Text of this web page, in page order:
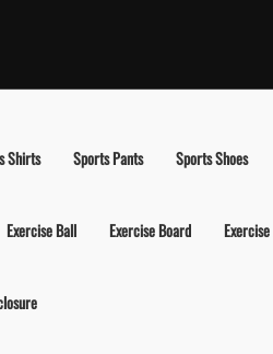
Shirts Sports Pants Sports Shoes
Exercise Ball Exercise Board